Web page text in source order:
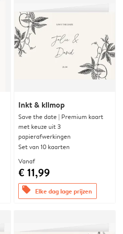
Inkt & klimop
Save the date | Premium kaart
met keuze uit 3
papierafwerkingen
Set van 10 kaarten
Vanaf
€ 11,99
offers Elke dag lage prijzen